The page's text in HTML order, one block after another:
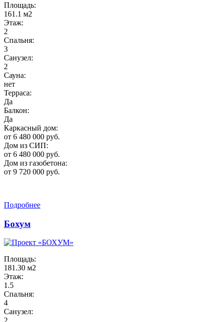
Площадь:
161.1 м2
Этаж:
2
Спальня:
3
Санузел:
2
Сауна:
нет
Терраса:
Да
Балкон:
Да
Каркасный дом:
от 6 480 000 руб.
Дом из СИП:
от 6 480 000 руб.
Дом из газобетона:
от 9 720 000 руб.
Подробнее
Бохум
Площадь:
181.30 м2
Этаж:
1.5
Спальня:
4
Санузел: